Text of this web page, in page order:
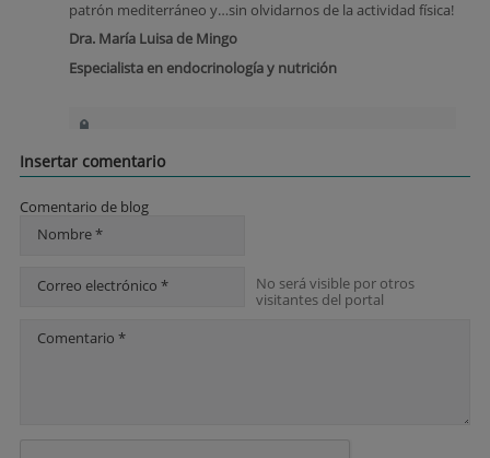
patrón mediterráneo y…sin olvidarnos de la actividad física!
Dra. María Luisa de Mingo
Especialista en endocrinología y nutrición
Insertar comentario
Comentario de blog
Nombre *
Correo electrónico *
No será visible por otros
visitantes del portal
Comentario *